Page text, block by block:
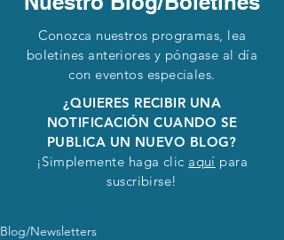
Conozca nuestros programas, lea
boletines anteriores y póngase al día
con eventos especiales.
¿QUIERES RECIBIR UNA
NOTIFICACIÓN CUANDO SE
PUBLICA UN NUEVO BLOG?
¡Simplemente haga clic aquí para
suscribirse!
Blog/Newsletters